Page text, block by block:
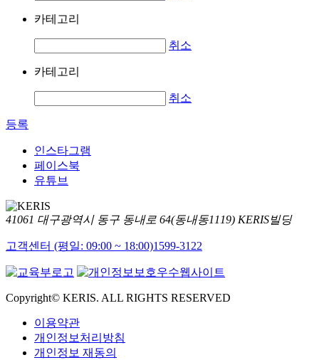
카테고리
취소
카테고리
취소
등록
인스타그램
페이스북
유튜브
41061 대구광역시 동구 동내로 64(동내동1119) KERIS빌딩
고객센터 (평일: 09:00 ~ 18:00)1599-3122
Copyright© KERIS. ALL RIGHTS RESERVED
이용약관
개인정보처리방침
개인정보 재동의